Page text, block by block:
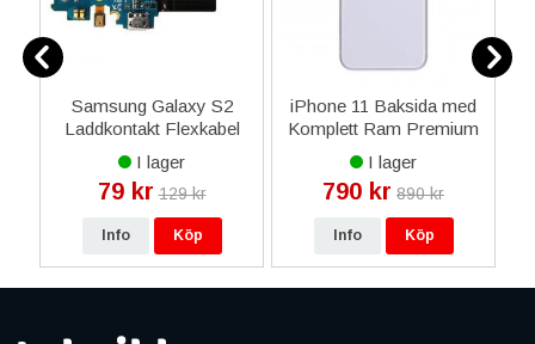
Samsung Galaxy S2
Laddkontakt Flexkabel
i9100 - Original
I lager
79 kr 129 kr
Info Köp
iPhone 11 Baksida med
Komplett Ram Premium
- Lila
I lager
790 kr 890 kr
Info Köp